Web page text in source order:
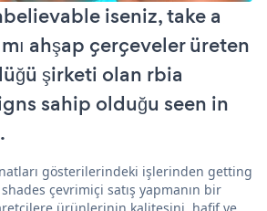
iseniz, take a
ahşap çerçeveler üreten
şirketi olan rbia
sahip olduğu seen in
gösterilerindeki işlerinden getting
çevrimiçi satış yapmanın bir